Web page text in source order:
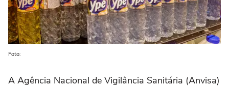
Foto:
A Agência Nacional de Vigilância Sanitária (Anvisa)